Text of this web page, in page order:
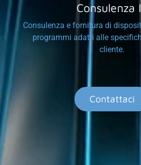
Consulenza
Consulenza e fornitura di
programmi adatti alle
cliente.
Contattaci